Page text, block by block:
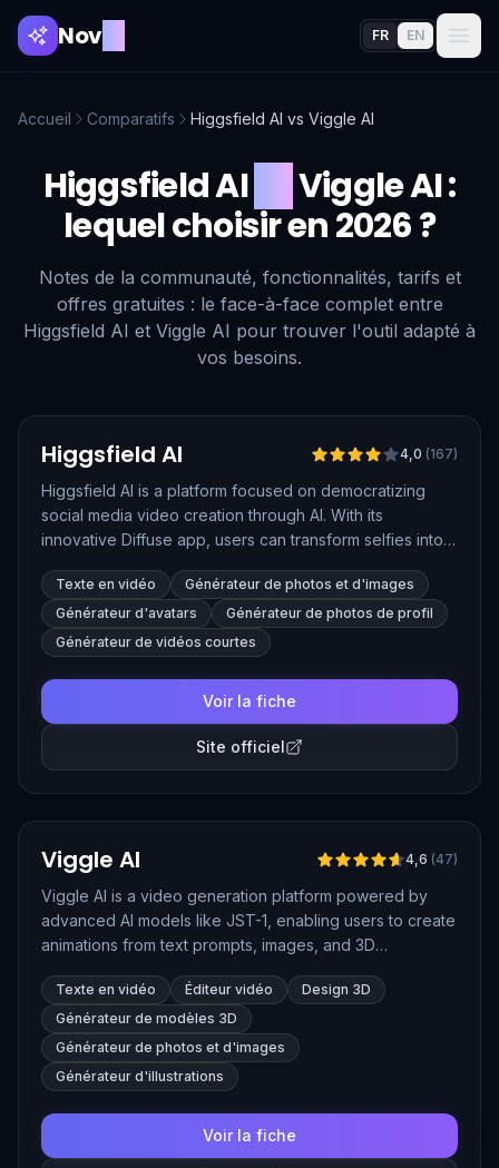
NovAI FR EN
Accueil Comparatifs Higgsfield AI vs Viggle AI
Higgsfield AI Viggle AI:
lequel choisir en 2026 ?
Notes de la communauté, fonctionnalités, tarifs et
offres gratuites : le face-à-face complet entre
Higgsfield AI et Viggle AI pour trouver l'outil adapté à
vos besoins.
Higgsfield AI 4,0 (167)
Higgsfield AI is a platform focused on democratizing
social media video creation through AI. With its
innovative Diffuse app, users can transform selfies into
appear realistic in custom AI-generated videos.
Texte en vidéo
Générateur de photos et d'images
Générateur d'avatars
Générateur de photos de profil
Générateur de vidéos courtes
Voir la fiche
Site officiel
Viggle AI 4,6 (47)
Viggle AI is a video generation platform powered by
advanced AI models like JST-1, enabling users to create
animations from text prompts, images, and 3D
physics-based motion and real-time animation
capabilities, making it suitable for creating engaging
content quickly.
Texte en vidéo Éditeur vidéo
Design 3D
Générateur de modèles 3D
Générateur de photos et d'images
Générateur d'illustrations
Voir la fiche